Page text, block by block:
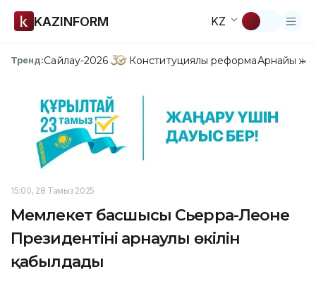
KAZINFORM KZ
Тренд:Сайлау-2026 Конституциялық реформаАрнайы
15:00, 28 Тамыз 2025
Мемлекет басшысы Сьерра-Леоне
Президентінің арнаулы өкілін
қабылдады